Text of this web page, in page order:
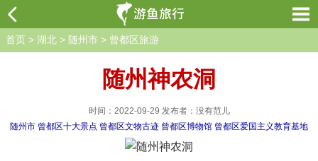
首页 > 湖北 > 随州市 > 曾都区旅游
随州神农洞
时间：2022-09-29 发布者：没有范儿
随州市 曾都区十大景点 曾都区文物古迹 曾都区博物馆 曾都区爱国主义教育基地